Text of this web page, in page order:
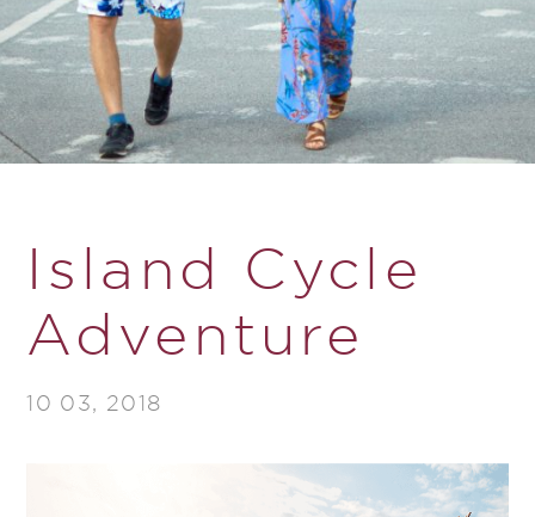
Island Cycle
Adventure
10 03, 2018